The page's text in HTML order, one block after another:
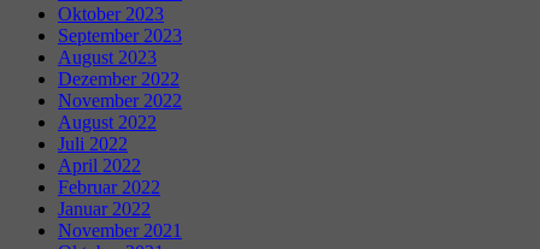
Oktober 2023
September 2023
August 2023
Dezember 2022
November 2022
August 2022
Juli 2022
April 2022
Februar 2022
Januar 2022
November 2021